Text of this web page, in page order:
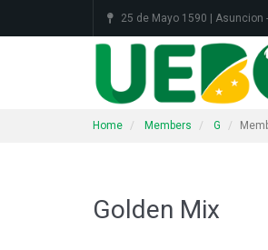
25 de Mayo 1590 | Asuncion
Home Members G
Golden Mix